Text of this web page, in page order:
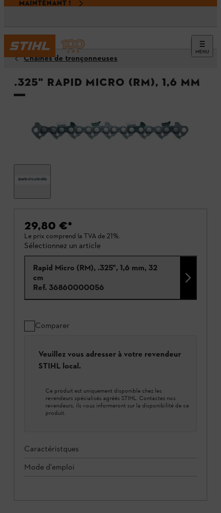
MAINTENANT !
MENU
Chaînes de tronçonneuses
.325" Rapid Micro (RM), 1,6 mm
29,80 €*
Le prix comprend la TVA de 21%.
Sélectionnez un article
Rapid Micro (RM), .325", 1,6 mm, 32
cm
Ref. 36860000056
Comparer
Veuillez vous adresser à votre revendeur
STIHL local.
Ce produit est uniquement disponible chez les
revendeurs spécialisés agréés STIHL. Contactez nos
revendeurs, ils vous informeront sur la disponibilité de ce
produit.
Caractéristques
Mode d'emploi